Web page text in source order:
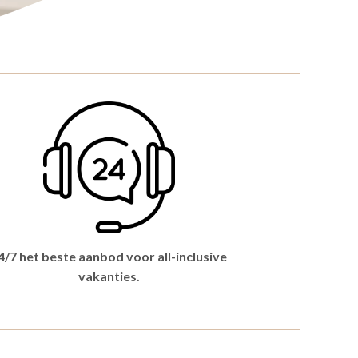
7 het beste aanbod voor all-inclusive
vakanties.